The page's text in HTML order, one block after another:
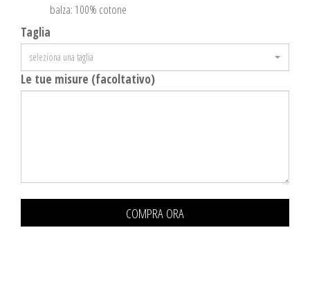
balza: 100% cotone
Taglia
seleziona una taglia
Le tue misure (facoltativo)
COMPRA ORA